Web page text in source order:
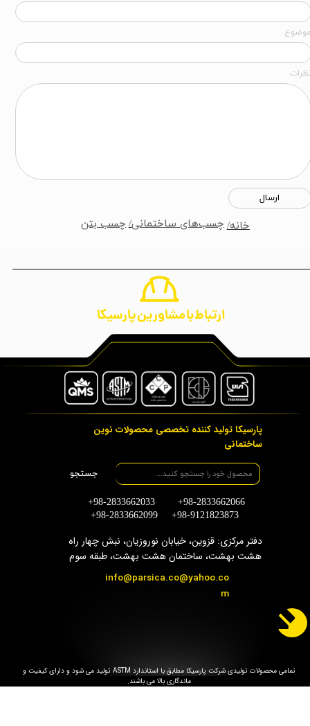
ارسال
خانه/چسب‌های ساختمانی/چسب بتن
ارتباط با مشاورین پارسیکا
پارسیکا تولید کننده تخصصی محصولات نوین
ساختمانی
دفتر مرکزی: قزوین، خیابان نوروزیان، نبش چهار راه
هشت بهشت، ساختمان هشت بهشت، طبقه سوم
+98-2833662033 +98-2833662066
+98-2833662099 +98-9121823873
info@parsica.co@yahoo.co
m
تمامی محصولات تولیدی شرکت پارسیکا مطابق با استاندارد ASTM تولید می شود و دارای کیفیت و
ماندگاری بالا می باشند.
جستجو